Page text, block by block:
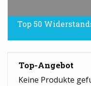
Top 50
Top-Angebot
Keine Produkte